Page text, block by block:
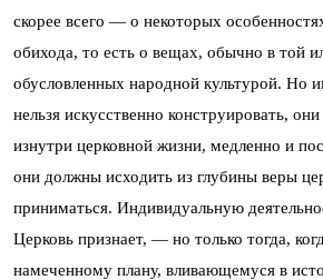
скорее всего — о некоторых
обихода, то есть о вещах, обычно в той
обусловленных народной культурой. Но
нельзя искусственно конструировать,
изнутри церковной жизни, медленно и
они должны исходить из глубины веры
приниматься. Индивидуальную
Церковь признает, — но только тогда,
намеченному плану, вливающемуся в